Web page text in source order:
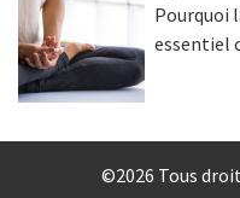
Pourquoi
essentiel
©2026 Tous